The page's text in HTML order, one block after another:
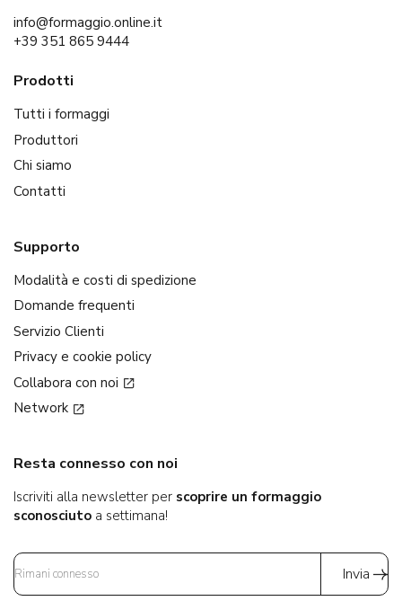
info@formaggio.online.it
+39 351 865 9444
Prodotti
Tutti i formaggi
Produttori
Chi siamo
Contatti
Supporto
Modalità e costi di spedizione
Domande frequenti
Servizio Clienti
Privacy e cookie policy
Collabora con noi
Network
Resta connesso con noi
Iscriviti alla newsletter per scoprire un formaggio
sconosciuto a settimana!
Invia